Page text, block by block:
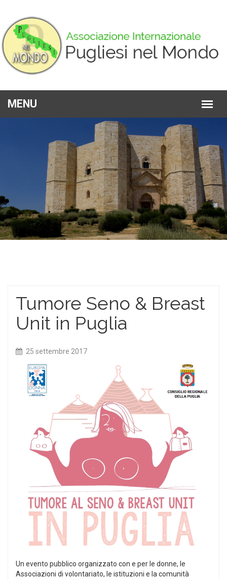
Tumore Seno & Breast
Unit in Puglia
25 settembre 2017
Un evento pubblico organizzato con e per le donne, le
Associazioni di volontariato, le istituzioni e la comunità